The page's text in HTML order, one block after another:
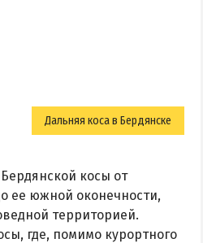
Дальняя коса в Бердянске
косы от
ее южной оконечности,
территорией.
где, помимо курортного